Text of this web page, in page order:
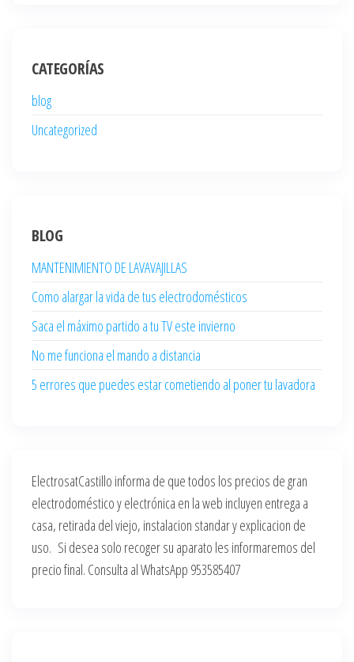
CATEGORÍAS
blog
Uncategorized
BLOG
MANTENIMIENTO DE LAVAVAJILLAS
Como alargar la vida de tus electrodomésticos
Saca el máximo partido a tu TV este invierno
No me funciona el mando a distancia
5 errores que puedes estar cometiendo al poner tu lavadora
ElectrosatCastillo informa de que todos los precios de gran
electrodoméstico y electrónica en la web incluyen entrega a
casa, retirada del viejo, instalacion standar y explicacion de
uso. Si desea solo recoger su aparato les informaremos del
precio final. Consulta al WhatsApp 953585407